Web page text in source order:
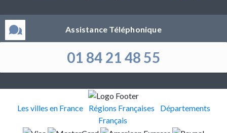
Assistance Téléphonique
01 84 21 48 55
Les villes en France Régions Françaises
Départements
Français